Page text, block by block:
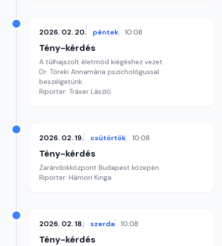
2026. 02. 20. péntek 10:08
Tény-kérdés
A túlhajszolt életmód kiégéshez vezet.
Dr. Töreki Annamária pszichológussal
beszélgetünk.
Riporter: Tráser László
2026. 02. 19. csütörtök 10:08
Tény-kérdés
Zarándokközpont Budapest közepén
Riporter: Hámori Kinga
2026. 02. 18. szerda 10:08
Tény-kérdés